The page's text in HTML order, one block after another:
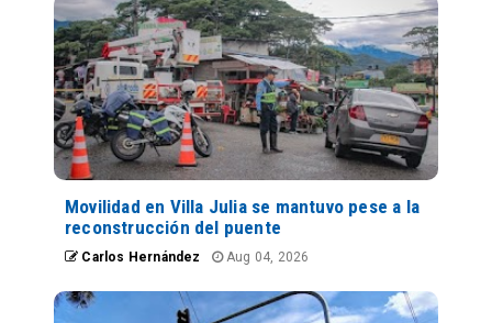
Movilidad en Villa Julia se mantuvo pese a la
reconstrucción del puente
Carlos Hernández Aug 04, 2026